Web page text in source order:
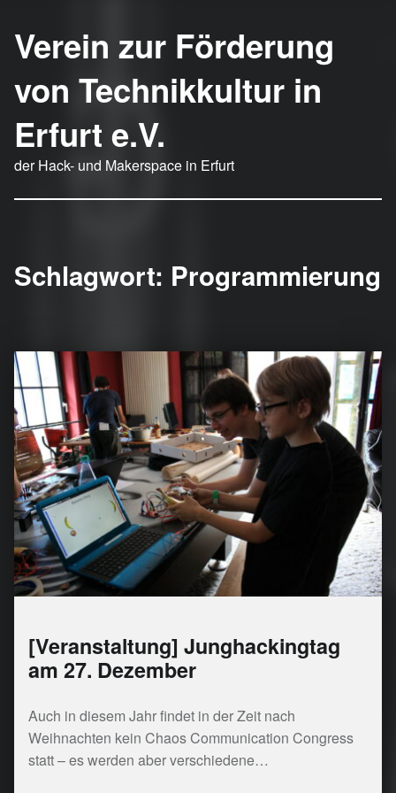
Verein zur Förderung
von Technikkultur in
Erfurt e.V.
der Hack- und Makerspace in Erfurt
Schlagwort: Programmierung
[Veranstaltung] Junghackingtag
am 27. Dezember
Auch in diesem Jahr findet in der Zeit nach
Weihnachten kein Chaos Communication Congress
statt – es werden aber verschiedene…